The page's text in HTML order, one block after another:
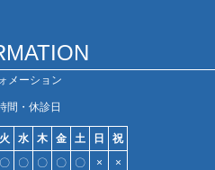
メーション
間・休診日
火 水 木 金 土 日
祝
〇 〇 〇 〇 〇 ×
×